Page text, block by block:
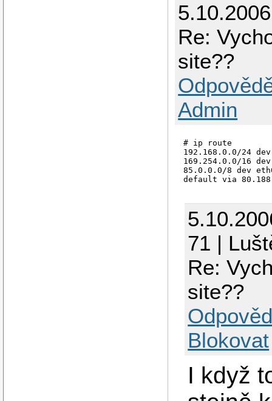
Re:
site??
Admin
# ip route
192.168.0.0/24
169.254.0.0/16
85.0.0.0/8 dev
default via
71 |
Re:
site??
Blokovat
I když